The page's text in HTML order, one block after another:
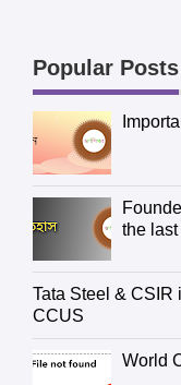
Popular Posts
the
Tata Steel & CSIR
CCUS
World